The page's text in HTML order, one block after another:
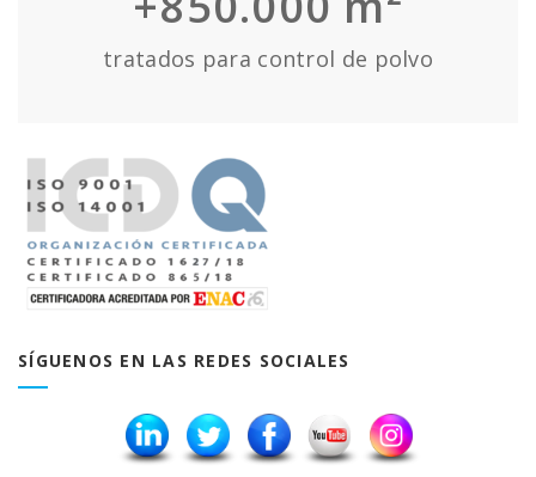
tratados para control de polvo
SÍGUENOS EN LAS REDES SOCIALES